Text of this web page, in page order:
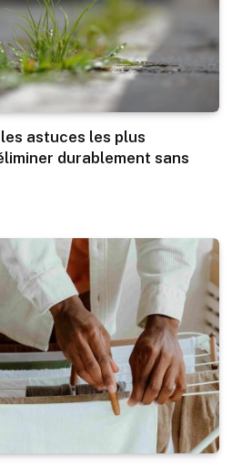
astuces les plus
durablement sans